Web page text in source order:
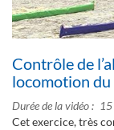
Contrôle de
locomotion du
Durée de la vidéo
Cet exercice, très